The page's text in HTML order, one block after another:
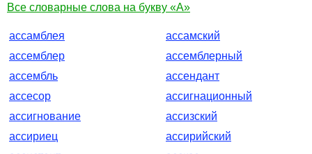
Все словарные слова на букву «А»
ассамблея
ассамский
ассемблер
ассемблерный
ассембль
ассендант
ассесор
ассигнационный
ассигнование
ассизский
ассириец
ассирийский